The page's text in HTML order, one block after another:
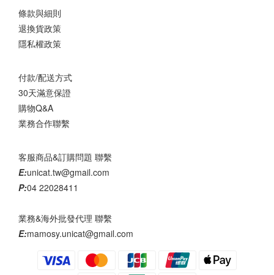
條款與細則
退換貨政策
隱私權政策
付款/配送方式
30天滿意保證
購物Q&A
業務合作聯繫
客服商品&訂購問題 聯繫
E:unicat.tw@gmail.com
P:04 22028411
業務&海外批發代理 聯繫
E:mamosy.unicat@gmail.com